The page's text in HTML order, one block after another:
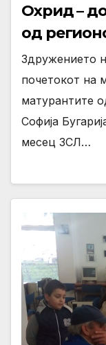
Охрид –
од
Здружението
почетокот на
матурантите
Софија
месец ЗСЛ…